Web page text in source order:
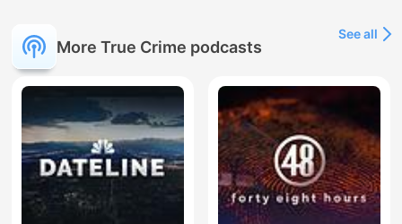
More True Crime podcasts
See all